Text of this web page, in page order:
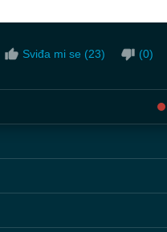
Sviđa mi se (23) (0)